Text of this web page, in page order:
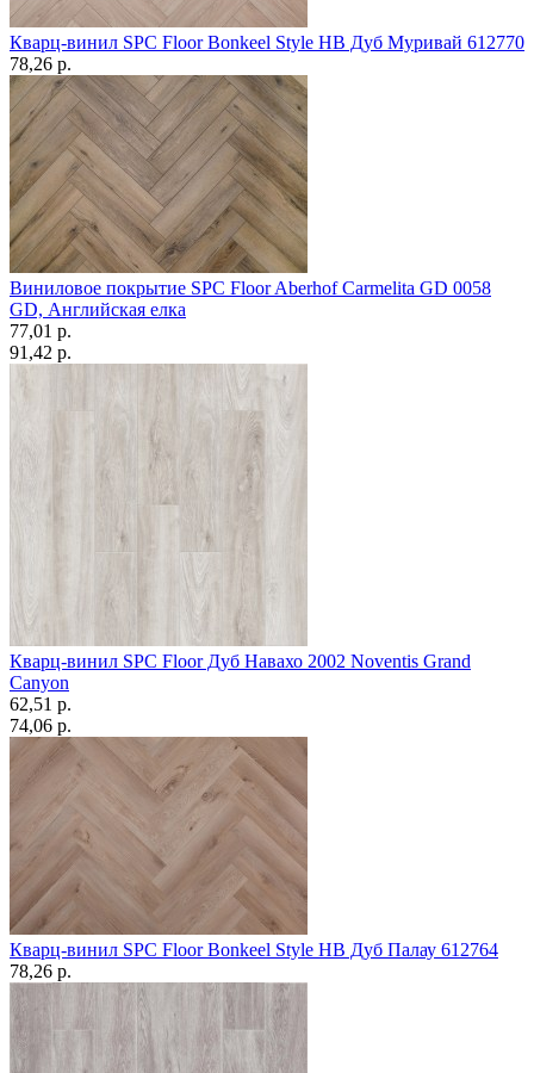
Кварц-винил SPC Floor Bonkeel Style HB Дуб Муривай 612770
78,26 p.
Виниловое покрытие SPC Floor Aberhof Carmelita GD 0058
GD, Английская елка
77,01 p.
91,42 p.
Кварц-винил SPC Floor Дуб Навахо 2002 Noventis Grand
Canyon
62,51 p.
74,06 p.
Кварц-винил SPC Floor Bonkeel Style HB Дуб Палау 612764
78,26 p.